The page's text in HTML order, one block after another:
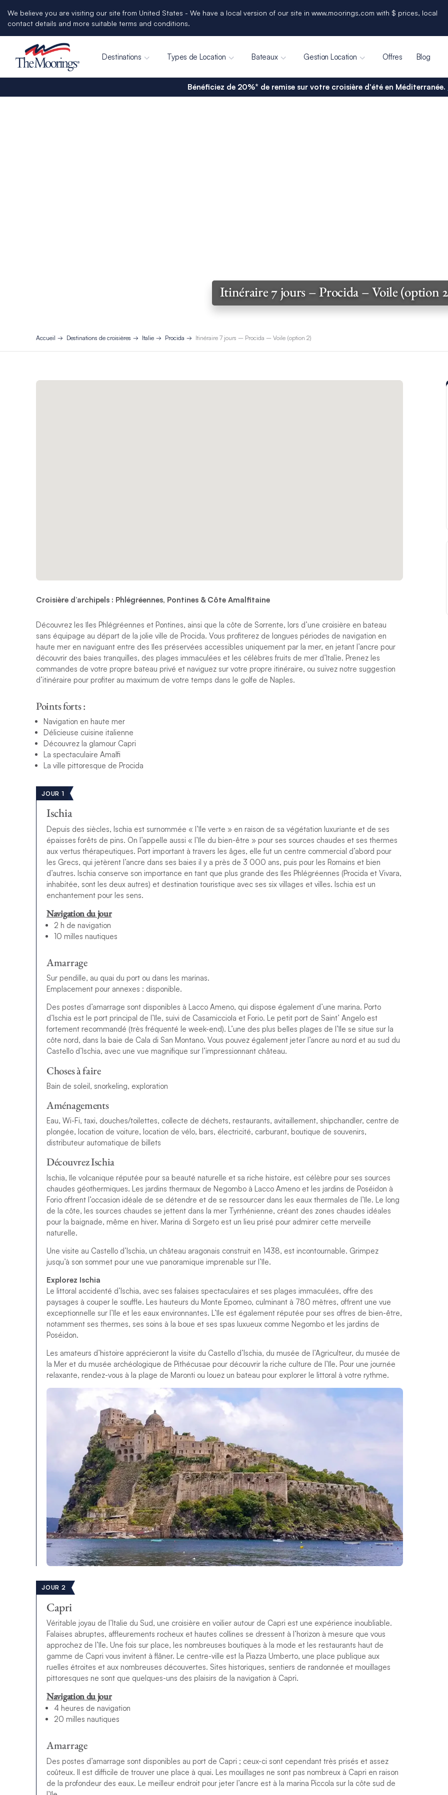
We believe you are visiting our site from United States - We have a local version of our site in www.moorings.com with $ prices, local
contact details and more suitable terms and conditions.
Destinations Types de Location Bateaux Gestion Location Offres Blog
Bénéficiez de 20%* de remise sur votre croisière d'été en Méditerranée.
Itinéraire 7 jours – Procida – Voile (option
Accueil Destinations de croisières Italie Procida Itinéraire 7 jours – Procida – Voile (option 2)
Croisière d’archipels : Phlégréennes, Pontines & Côte Amalfitaine
Découvrez les îles Phlégréennes et Pontines, ainsi que la côte de Sorrente, lors d’une croisière en bateau
sans équipage au départ de la jolie ville de Procida. Vous profiterez de longues périodes de navigation en
haute mer en naviguant entre des îles préservées accessibles uniquement par la mer, en jetant l’ancre pour
découvrir des baies tranquilles, des plages immaculées et les célèbres fruits de mer d’Italie. Prenez les
commandes de votre propre bateau privé et naviguez sur votre propre itinéraire, ou suivez notre suggestion
d’itinéraire pour profiter au maximum de votre temps dans le golfe de Naples.
Points forts :
Navigation en haute mer
Délicieuse cuisine italienne
Découvrez la glamour Capri
La spectaculaire Amalfi
La ville pittoresque de Procida
JOUR 1
Ischia
Depuis des siècles, Ischia est surnommée « l’île verte » en raison de sa végétation luxuriante et de ses
épaisses forêts de pins. On l’appelle aussi « l’île du bien-être » pour ses sources chaudes et ses thermes
aux vertus thérapeutiques. Port important à travers les âges, elle fut un centre commercial d’abord pour
les Grecs, qui jetèrent l’ancre dans ses baies il y a près de 3 000 ans, puis pour les Romains et bien
d’autres. Ischia conserve son importance en tant que plus grande des îles Phlégréennes (Procida et Vivara,
inhabitée, sont les deux autres) et destination touristique avec ses six villages et villes. Ischia est un
enchantement pour les sens.
Navigation du jour
2 h de navigation
10 milles nautiques
Amarrage
Sur pendille, au quai du port ou dans les marinas.
Emplacement pour annexes : disponible.
Des postes d’amarrage sont disponibles à Lacco Ameno, qui dispose également d’une marina. Porto
d’Ischia est le port principal de l’île, suivi de Casamicciola et Forio. Le petit port de Saint’ Angelo est
fortement recommandé (très fréquenté le week-end). L’une des plus belles plages de l’île se situe sur la
côte nord, dans la baie de Cala di San Montano. Vous pouvez également jeter l’ancre au nord et au sud du
Castello d’Ischia, avec une vue magnifique sur l’impressionnant château.
Choses à faire
Bain de soleil, snorkeling, exploration
Aménagements
Eau, Wi-Fi, taxi, douches/toilettes, collecte de déchets, restaurants, avitaillement, shipchandler, centre de
plongée, location de voiture, location de vélo, bars, électricité, carburant, boutique de souvenirs,
distributeur automatique de billets
Découvrez Ischia
Ischia, île volcanique réputée pour sa beauté naturelle et sa riche histoire, est célèbre pour ses sources
chaudes géothermiques. Les jardins thermaux de Negombo à Lacco Ameno et les jardins de Poséidon à
Forio offrent l’occasion idéale de se détendre et de se ressourcer dans les eaux thermales de l’île. Le long
de la côte, les sources chaudes se jettent dans la mer Tyrrhénienne, créant des zones chaudes idéales
pour la baignade, même en hiver. Marina di Sorgeto est un lieu prisé pour admirer cette merveille
naturelle.
Une visite au Castello d’Ischia, un château aragonais construit en 1438, est incontournable. Grimpez
jusqu’à son sommet pour une vue panoramique imprenable sur l’île.
Explorez Ischia
Le littoral accidenté d’Ischia, avec ses falaises spectaculaires et ses plages immaculées, offre des
paysages à couper le souffle. Les hauteurs du Monte Epomeo, culminant à 780 mètres, offrent une vue
exceptionnelle sur l’île et les eaux environnantes. L’île est également réputée pour ses offres de bien-être,
notamment ses thermes, ses soins à la boue et ses spas luxueux comme Negombo et les jardins de
Poséidon.
Les amateurs d’histoire apprécieront la visite du Castello d’Ischia, du musée de l’Agriculteur, du musée de
la Mer et du musée archéologique de Pithécusae pour découvrir la riche culture de l’île. Pour une journée
relaxante, rendez-vous à la plage de Maronti ou louez un bateau pour explorer le littoral à votre rythme.
JOUR 2
Capri
Véritable joyau de l’Italie du Sud, une croisière en voilier autour de Capri est une expérience inoubliable.
Falaises abruptes, affleurements rocheux et hautes collines se dressent à l’horizon à mesure que vous
approchez de l’île. Une fois sur place, les nombreuses boutiques à la mode et les restaurants haut de
gamme de Capri vous invitent à flâner. Le centre-ville est la Piazza Umberto, une place publique aux
ruelles étroites et aux nombreuses découvertes. Sites historiques, sentiers de randonnée et mouillages
pittoresques ne sont que quelques-uns des plaisirs de la navigation à Capri.
Navigation du jour
4 heures de navigation
20 milles nautiques
Amarrage
Des postes d’amarrage sont disponibles au port de Capri ; ceux-ci sont cependant très prisés et assez
coûteux. Il est difficile de trouver une place à quai. Les mouillages ne sont pas nombreux à Capri en raison
de la profondeur des eaux. Le meilleur endroit pour jeter l’ancre est à la marina Piccola sur la côte sud de